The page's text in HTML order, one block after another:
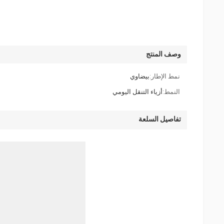
وصف المنتج
نمط الإطار:بيضاوي
النمط:أزياء التنقل اليومي
تفاصيل السلعة